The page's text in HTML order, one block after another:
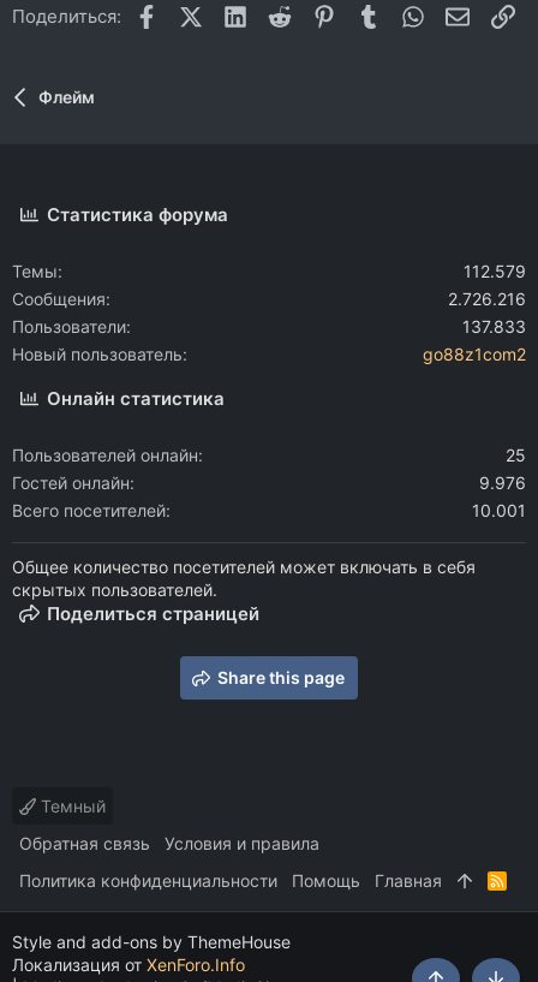
Поделиться: FacebookX (Twitter)
LinkedIn
Reddit Pinterest
Tumblr WhatsApp
Флейм
Статистика форума
Темы
112.579
Сообщения
2.726.216
Пользователи
137.833
Новый пользователь
go88z1com2
Онлайн статистика
Пользователей онлайн
25
Гостей онлайн
9.976
Всего посетителей
10.001
Общее количество посетителей может включать в себя
скрытых пользователей.
Поделиться страницей
Share this page
Темный
Обратная связь
Условия и правила
Политика конфиденциальности
Помощь Главная
R
Style and add-ons by ThemeHouse
Локализация от XenForo.Info